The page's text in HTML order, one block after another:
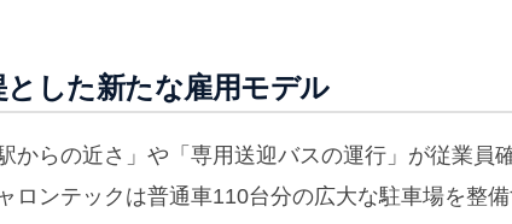
した新たな雇用モデル
からの近さ」や「専用送迎バスの運行」が従業員
ロンテックは普通車110台分の広大な駐車場を整